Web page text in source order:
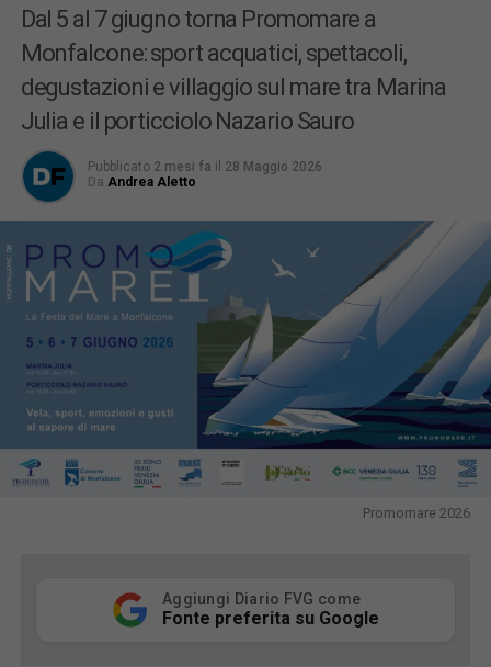
Dal 5 al 7 giugno torna Promomare a
Monfalcone: sport acquatici, spettacoli,
degustazioni e villaggio sul mare tra Marina
Julia e il porticciolo Nazario Sauro
Pubblicato 2 mesi fa il 28 Maggio 2026
Da Andrea Aletto
Promomare 2026
Aggiungi Diario FVG come
Fonte preferita su Google